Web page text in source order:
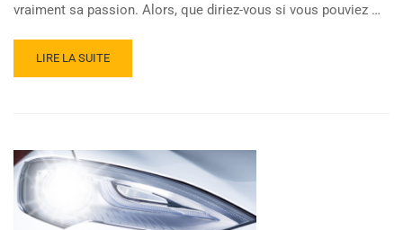
vraiment sa passion. Alors, que diriez-vous si vous pouviez …
LIRE LA SUITE